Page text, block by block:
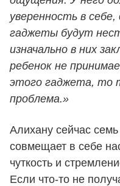
уверенность в
гаджеты будут
изначально в них
ребенок не
этого гаджета, то
проблема.»
Алихану сейчас
совмещает в себе
чуткость и
Если что-то не